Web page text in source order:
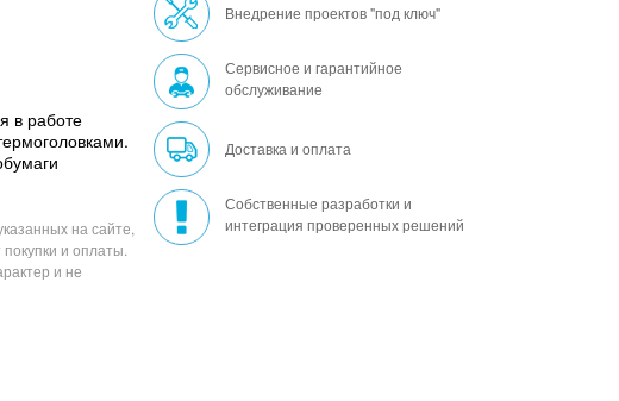
в работе
на сайте,
и оплаты.
и не
Внедрение проектов "под ключ"
Сервисное и гарантийное
обслуживание
Доставка и оплата
Собственные разработки и
интеграция проверенных решений